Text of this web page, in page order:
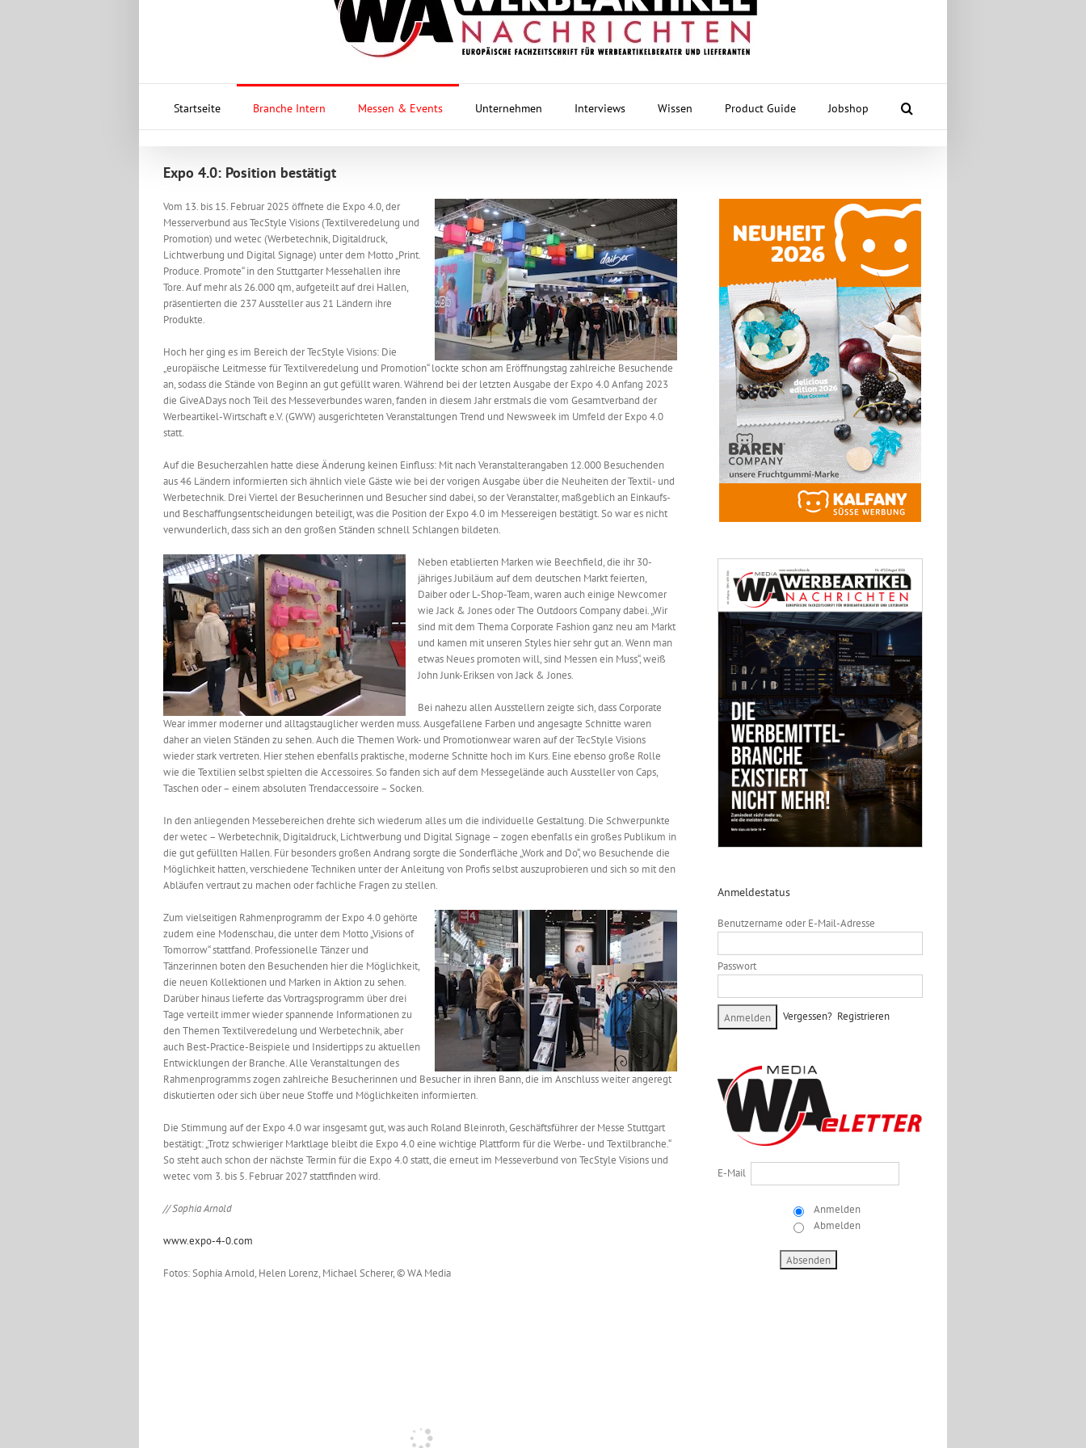
Startseite Branche Intern Messen & Events Unternehmen Interviews Wissen Product Guide Jobshop
Expo 4.0: Position bestätigt
Vom 13. bis 15. Februar 2025 öffnete die Expo 4.0, der
Messerverbund aus TecStyle Visions (Textilveredelung und
Promotion) und wetec (Werbetechnik, Digitaldruck,
Lichtwerbung und Digital Signage) unter dem Motto „Print.
Produce. Promote“ in den Stuttgarter Messehallen ihre
Tore. Auf mehr als 26.000 qm, aufgeteilt auf drei Hallen,
präsentierten die 237 Aussteller aus 21 Ländern ihre
Produkte.
Hoch her ging es im Bereich der TecStyle Visions: Die
„europäische Leitmesse für Textilveredelung und Promotion“ lockte schon am Eröffnungstag zahlreiche Besuchende
an, sodass die Stände von Beginn an gut gefüllt waren. Während bei der letzten Ausgabe der Expo 4.0 Anfang 2023
die GiveADays noch Teil des Messeverbundes waren, fanden in diesem Jahr erstmals die vom Gesamtverband der
Werbeartikel-Wirtschaft e.V. (GWW) ausgerichteten Veranstaltungen Trend und Newsweek im Umfeld der Expo 4.0
statt.
Auf die Besucherzahlen hatte diese Änderung keinen Einfluss: Mit nach Veranstalterangaben 12.000 Besuchenden
aus 46 Ländern informierten sich ähnlich viele Gäste wie bei der vorigen Ausgabe über die Neuheiten der Textil- und
Werbetechnik. Drei Viertel der Besucherinnen und Besucher sind dabei, so der Veranstalter, maßgeblich an Einkaufs-
und Beschaffungsentscheidungen beteiligt, was die Position der Expo 4.0 im Messereigen bestätigt. So war es nicht
verwunderlich, dass sich an den großen Ständen schnell Schlangen bildeten.
Neben etablierten Marken wie Beechfield, die ihr 30-
jähriges Jubiläum auf dem deutschen Markt feierten,
Daiber oder L-Shop-Team, waren auch einige Newcomer
wie Jack & Jones oder The Outdoors Company dabei. „Wir
sind mit dem Thema Corporate Fashion ganz neu am Markt
und kamen mit unseren Styles hier sehr gut an. Wenn man
etwas Neues promoten will, sind Messen ein Muss“, weiß
John Junk-Eriksen von Jack & Jones.
Bei nahezu allen Ausstellern zeigte sich, dass Corporate
Wear immer moderner und alltagstauglicher werden muss. Ausgefallene Farben und angesagte Schnitte waren
daher an vielen Ständen zu sehen. Auch die Themen Work- und Promotionwear waren auf der TecStyle Visions
wieder stark vertreten. Hier stehen ebenfalls praktische, moderne Schnitte hoch im Kurs. Eine ebenso große Rolle
wie die Textilien selbst spielten die Accessoires. So fanden sich auf dem Messegelände auch Aussteller von Caps,
Taschen oder – einem absoluten Trendaccessoire – Socken.
In den anliegenden Messebereichen drehte sich wiederum alles um die individuelle Gestaltung. Die Schwerpunkte
der wetec – Werbetechnik, Digitaldruck, Lichtwerbung und Digital Signage – zogen ebenfalls ein großes Publikum in
die gut gefüllten Hallen. Für besonders großen Andrang sorgte die Sonderfläche „Work and Do“, wo Besuchende die
Möglichkeit hatten, verschiedene Techniken unter der Anleitung von Profis selbst auszuprobieren und sich so mit den
Abläufen vertraut zu machen oder fachliche Fragen zu stellen.
Zum vielseitigen Rahmenprogramm der Expo 4.0 gehörte
zudem eine Modenschau, die unter dem Motto „Visions of
Tomorrow“ stattfand. Professionelle Tänzer und
Tänzerinnen boten den Besuchenden hier die Möglichkeit,
die neuen Kollektionen und Marken in Aktion zu sehen.
Darüber hinaus lieferte das Vortragsprogramm über drei
Tage verteilt immer wieder spannende Informationen zu
den Themen Textilveredelung und Werbetechnik, aber
auch Best-Practice-Beispiele und Insidertipps zu aktuellen
Entwicklungen der Branche. Alle Veranstaltungen des
Rahmenprogramms zogen zahlreiche Besucherinnen und Besucher in ihren Bann, die im Anschluss weiter angeregt
diskutierten oder sich über neue Stoffe und Möglichkeiten informierten.
Die Stimmung auf der Expo 4.0 war insgesamt gut, was auch Roland Bleinroth, Geschäftsführer der Messe Stuttgart
bestätigt: „Trotz schwieriger Marktlage bleibt die Expo 4.0 eine wichtige Plattform für die Werbe- und Textilbranche.“
So steht auch schon der nächste Termin für die Expo 4.0 statt, die erneut im Messeverbund von TecStyle Visions und
wetec vom 3. bis 5. Februar 2027 stattfinden wird.
// Sophia Arnold
www.expo-4-0.com
Fotos: Sophia Arnold, Helen Lorenz, Michael Scherer, © WA Media
Anmeldestatus
Benutzername oder E-Mail-Adresse
Passwort
Vergessen? Registrieren
E-Mail
Anmelden
Abmelden